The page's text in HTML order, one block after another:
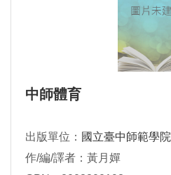
中師體育
出版單位： 國立臺中師範學院
作/編/譯者：黃月嬋